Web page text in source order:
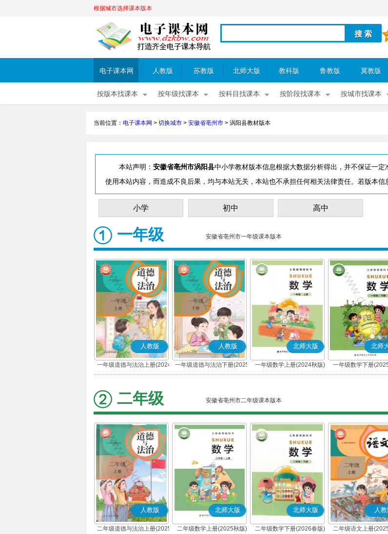
根据城市选择课本版本
电子课本网 人教版 苏教版 北师大版 教科版 鲁教版 冀教版
按版本找课本 按年级找课本 按科目找课本 按阶段找课本 按城市找课本
当前位置： 电子课本网 > 切换城市 > 安徽省亳州市 > 涡阳县教材版本
本站声明： 安徽省亳州市涡阳县中小学教材版本信息根据大数据分析得出，并不保证一
使用本站内容，而造成不良后果，均与本站无关，本站也不承担任何相关法律责任。若版本信
小学 初中 高中
一年级 安徽省亳州市一年级课本版本
人教版
一年级道德与法治上册(2024
秋版)(部编版)
人教版
一年级道德与法治下册(2025
春版)(部编版)
北师大版
一年级数学上册(2024秋版)
北师
一年级数学下册
二年级 安徽省亳州市二年级课本版本
人教版
二年级道德与法治上册(2025
北师大版
二年级数学上册(2025秋版)
北师大版
二年级数学下册(2026春版)
人
二年级语文上册